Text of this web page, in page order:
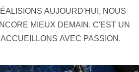
AUJOURD'HUI, NOUS
MIEUX DEMAIN. C'EST UN
AVEC PASSION.